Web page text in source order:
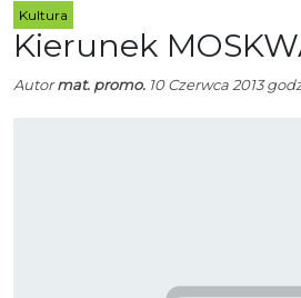
Kultura
Kierunek
Autormat. promo. 10 Czerwca 2013